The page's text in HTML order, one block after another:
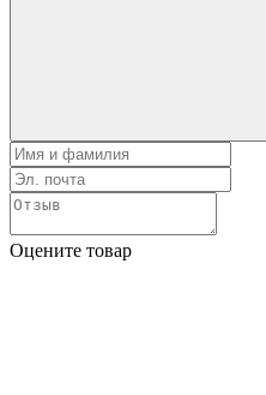
Оцените товар